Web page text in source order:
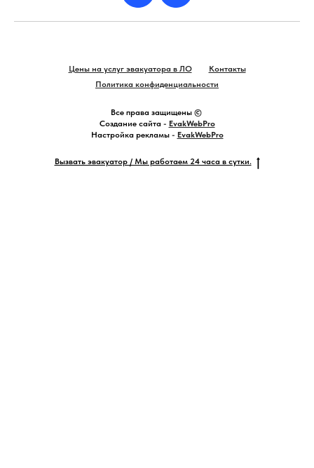
Цены на услуг эвакуатора в ЛО
Контакты
Политика конфиденциальности
Все права защищены ©
Создание сайта - EvakWebPro
Настройка рекламы - EvakWebPro
Вызвать эвакуатор / Мы работаем 24 часа в сутки.